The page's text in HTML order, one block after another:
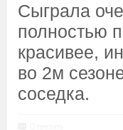
Сыграла
полностью
красивее,
во 2м
соседка.